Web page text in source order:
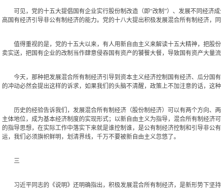
可见，党的十五大提倡国有企业实行股份制改造（即“改制”）、发展不同经济
高国有经济引导非公有制经济的能力。党的十八大提出积极发展混合所有制经济，
值得重视的是，党的十五大以来，有人用新自由主义来解读十五大精神，把股
卖实送，把国有企业的改制当作肆意侵吞国有资产的饕餮大餐，导致国有资产大
今天，那种把发展混合所有制经济引导到资本主义经济控制国有经济、瓜分国
的冲动必然会提出这样的诉求，如果我们的头脑不清醒，政策上不加注意的话，这
历史的经验告诉我们，发展混合所有制经济（股份制经济）可以有两个方向、
主体地位，成为基本经济制度的实现形式；以新自由主义为指导，混合所有制经
的指导思想，在实际工作中落实下来就是谁控制谁，是公有制经济控制和引导非
运，我们必须旗帜鲜明，划清界线，千万不要被新自由主义忽悠了。
三
习近平同志的《说明》还明确指出，积极发展混合所有制经济，是新形势下坚